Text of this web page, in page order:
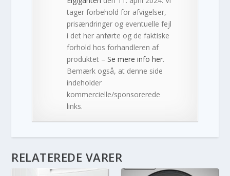
tager forbehold for afvigelser,
prisændringer og eventuelle fejl
i det her anførte og de faktiske
forhold hos forhandleren af
produktet –Se mere info her.
Bemærk også, at denne side
indeholder
kommercielle/sponsorerede
links.
RELATEREDE VARER